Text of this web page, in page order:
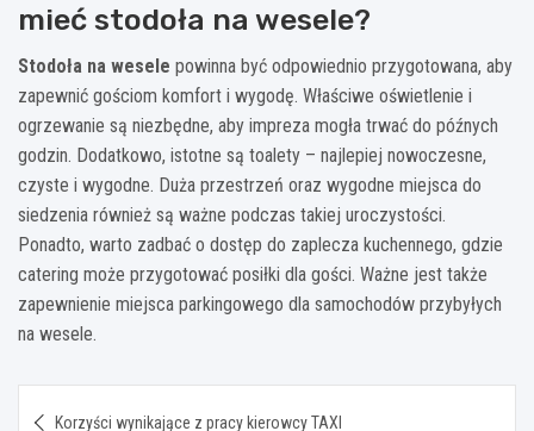
mieć stodoła na wesele?
Stodoła na wesele powinna być odpowiednio przygotowana, aby
zapewnić gościom komfort i wygodę. Właściwe oświetlenie i
ogrzewanie są niezbędne, aby impreza mogła trwać do późnych
godzin. Dodatkowo, istotne są toalety – najlepiej nowoczesne,
czyste i wygodne. Duża przestrzeń oraz wygodne miejsca do
siedzenia również są ważne podczas takiej uroczystości.
Ponadto, warto zadbać o dostęp do zaplecza kuchennego, gdzie
catering może przygotować posiłki dla gości. Ważne jest także
zapewnienie miejsca parkingowego dla samochodów przybyłych
na wesele.
Korzyści wynikające z pracy kierowcy TAXI